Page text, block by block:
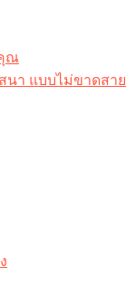
ณ
นา แบบไม่ขาดสาย